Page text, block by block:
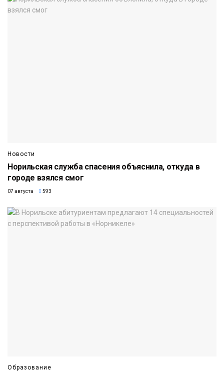
Новости
Норильская служба спасения объяснила, откуда в
городе взялся смог
07 августа 593
Образование